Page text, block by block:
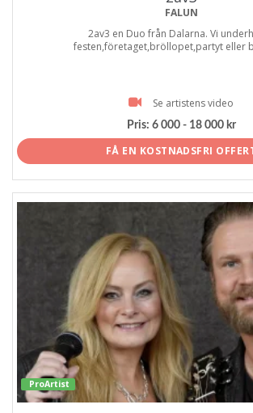
FALUN
2av3 en Duo från Dalarna. Vi
festen,företaget,bröllopet,partyt eller
Se artistens video
Pris: 6 000 - 18 000 kr
FÅ EN KOSTNADSFRI
ProArtist